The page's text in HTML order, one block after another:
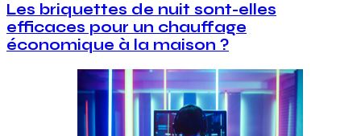
Les briquettes de nuit sont-elles
efficaces pour un chauffage
économique à la maison ?